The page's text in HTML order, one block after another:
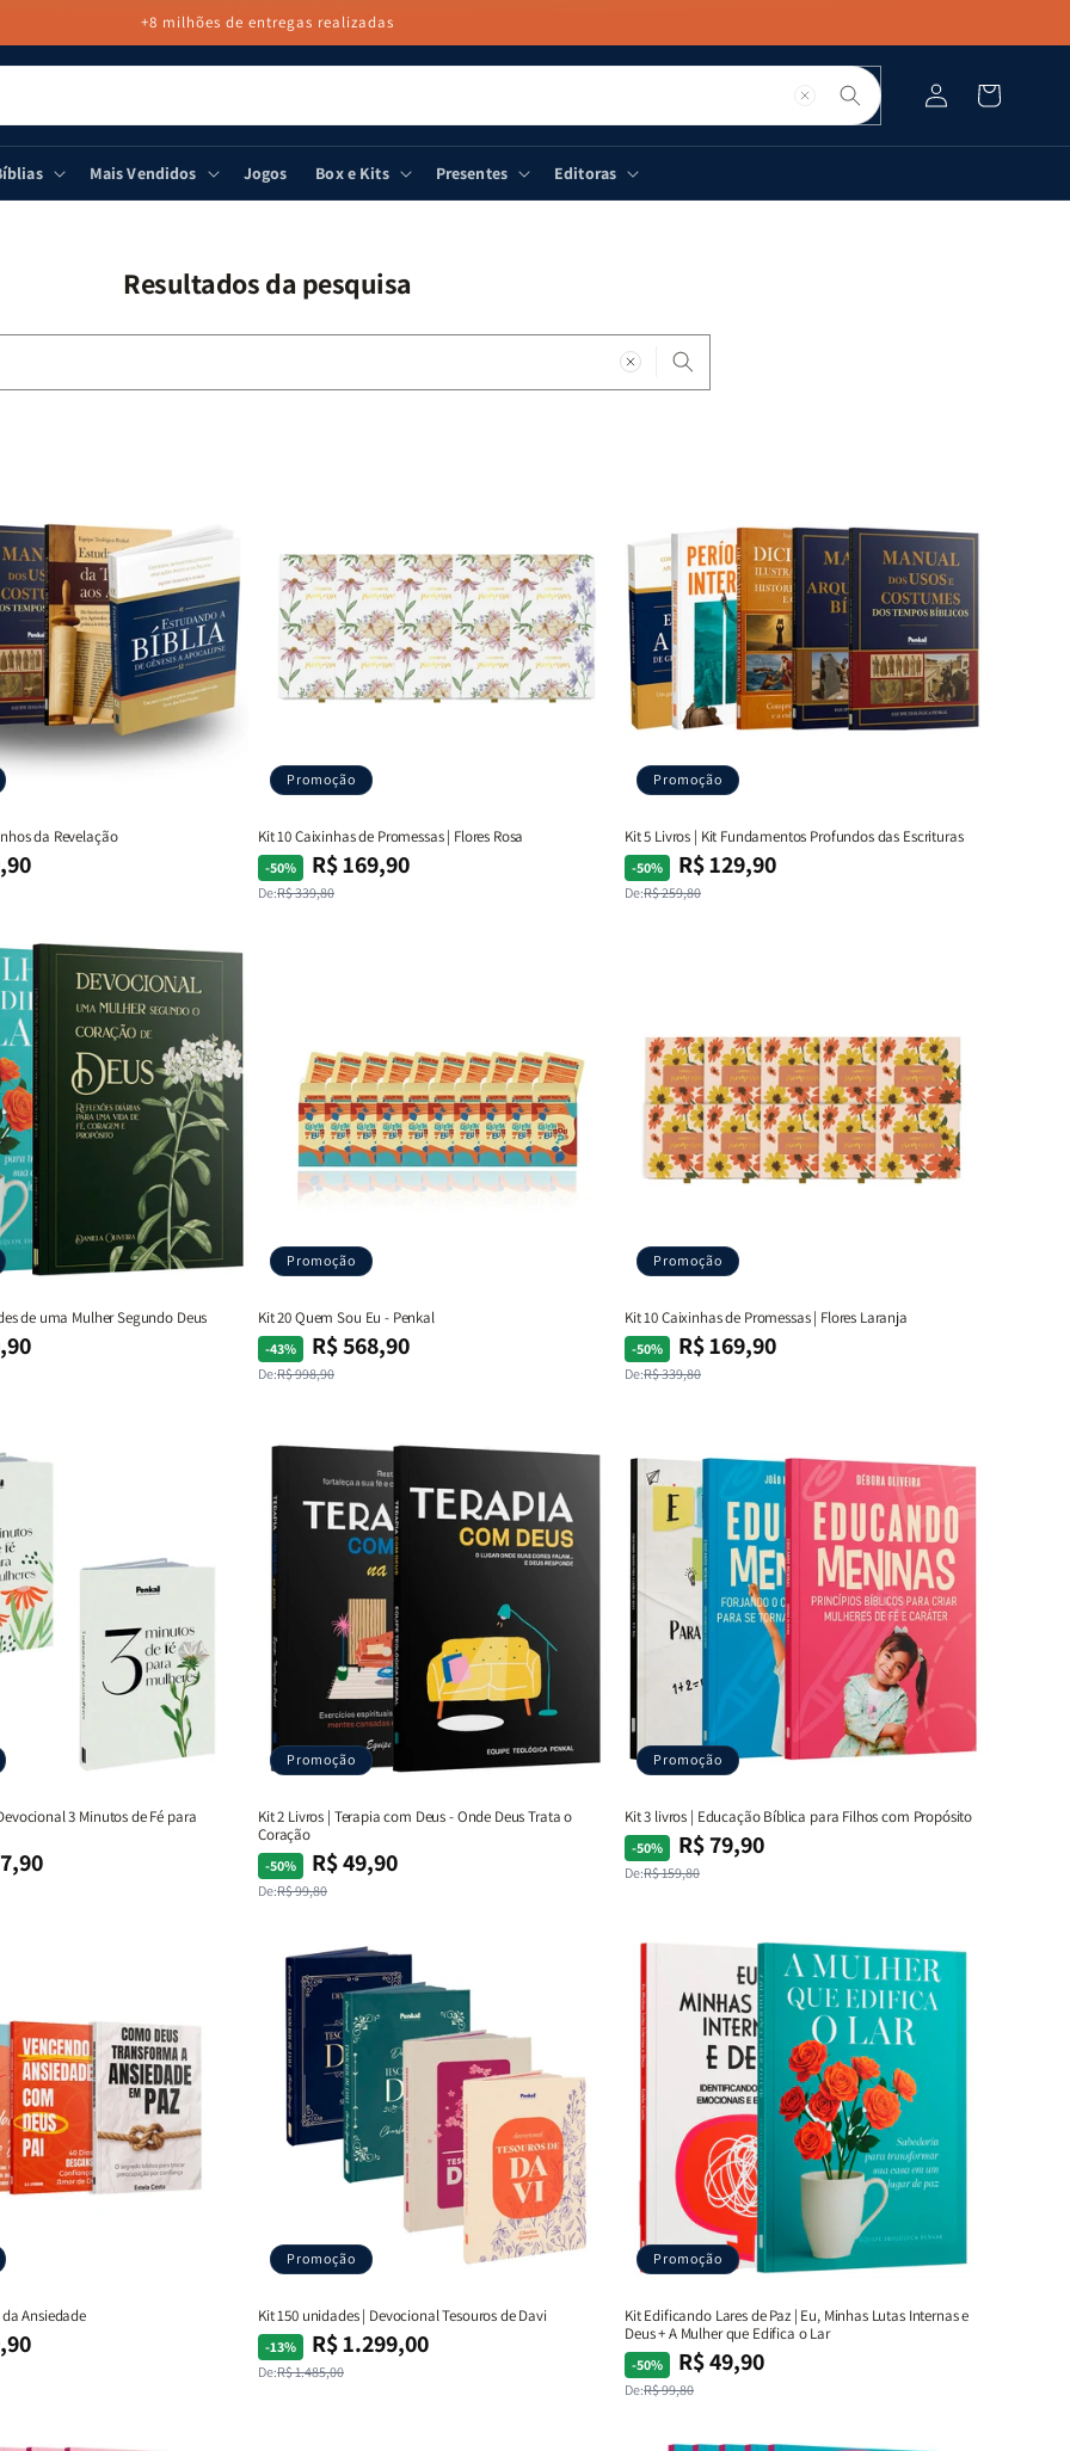
+8 milhões de entregas realizadas
Pesquisar
Fazer
login
Carrinho
Mais Vendidos Jogos Box e Kits Presentes Editoras
Resultados da pesquisa
da Revelação
Promoção
Kit 10 Caixinhas de Promessas | Flores Rosa
-50%
Preço
normal
De:R$ 339,80
Preço
promocional
R$ 169,90
Promoção
Kit 5 Livros | Kit Fundamentos Profundos das Escrituras
-50%
Preço
normal
De:R$ 259,80
Preço
promocional
R$ 129,90
de uma Mulher Segundo Deus
Promoção
Kit 20 Quem Sou Eu - Penkal
-43%
Preço
normal
De:R$ 998,90
Preço
promocional
R$ 568,90
Promoção
Kit 10 Caixinhas de Promessas | Flores Laranja
-50%
Preço
normal
De:R$ 339,80
Preço
promocional
R$ 169,90
3 Minutos de Fé para
Promoção
Kit 2 Livros | Terapia com Deus - Onde Deus Trata o
Coração
-50%
Preço
normal
De:R$ 99,80
Preço
promocional
R$ 49,90
Promoção
Kit 3 livros | Educação Bíblica para Filhos com Propósito
-50%
Preço
normal
De:R$ 159,80
Preço
promocional
R$ 79,90
Ansiedade
Promoção
Kit 150 unidades | Devocional Tesouros de Davi
-13%
Preço
normal
De:R$ 1.485,00
Preço
promocional
R$ 1.299,00
Promoção
Kit Edificando Lares de Paz | Eu, Minhas Lutas Internas e
Deus + A Mulher que Edifica o Lar
-50%
Preço
normal
De:R$ 99,80
Preço
promocional
R$ 49,90